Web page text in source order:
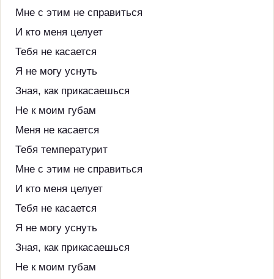
Мне с этим не справиться
И кто меня целует
Тебя не касается
Я не могу уснуть
Зная, как прикасаешься
Не к моим губам
Меня не касается
Тебя температурит
Мне с этим не справиться
И кто меня целует
Тебя не касается
Я не могу уснуть
Зная, как прикасаешься
Не к моим губам